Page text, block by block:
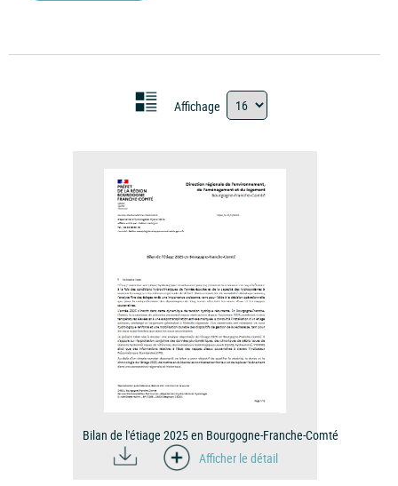
Affichage
Bilan de l'étiage 2025 en Bourgogne-Franche-Comté
Afficher le détail